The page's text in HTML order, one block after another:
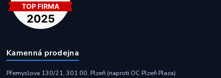
Kamenná prodejna
Přemyslova 130/21, 301 00, Plzeň (naproti OC Plzeň Plaza)